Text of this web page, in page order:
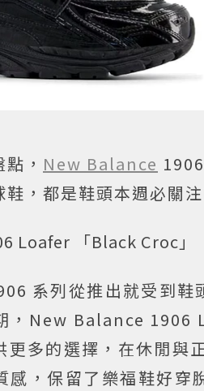
， New Balance
，都是鞋頭本週必關注
Loafer 「Black Croc」
系列從推出就受到鞋
，New Balance 1906
更多的選擇，在休閒
感，保留了樂福鞋好穿